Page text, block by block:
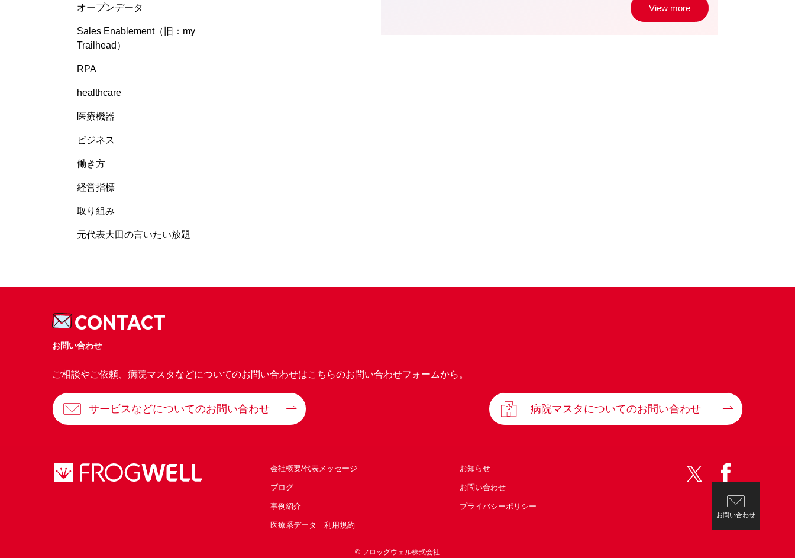
オープンデータ
Sales Enablement（旧：my
Trailhead）
RPA
healthcare
医療機器
ビジネス
働き方
経営指標
取り組み
元代表大田の言いたい放題
View more
CONTACT
お問い合わせ
ご相談やご依頼、病院マスタなどについてのお問い合わせはこちらのお問い合わせフォームから。
サービスなどについてのお問い合わせ 病院マスタについてのお問い合わせ
会社概要/代表メッセージ お知らせ
ブログ お問い合わせ
事例紹介 プライバシーポリシー
医療系データ 利用規約
© フロッグウェル株式会社
お問い合わせ